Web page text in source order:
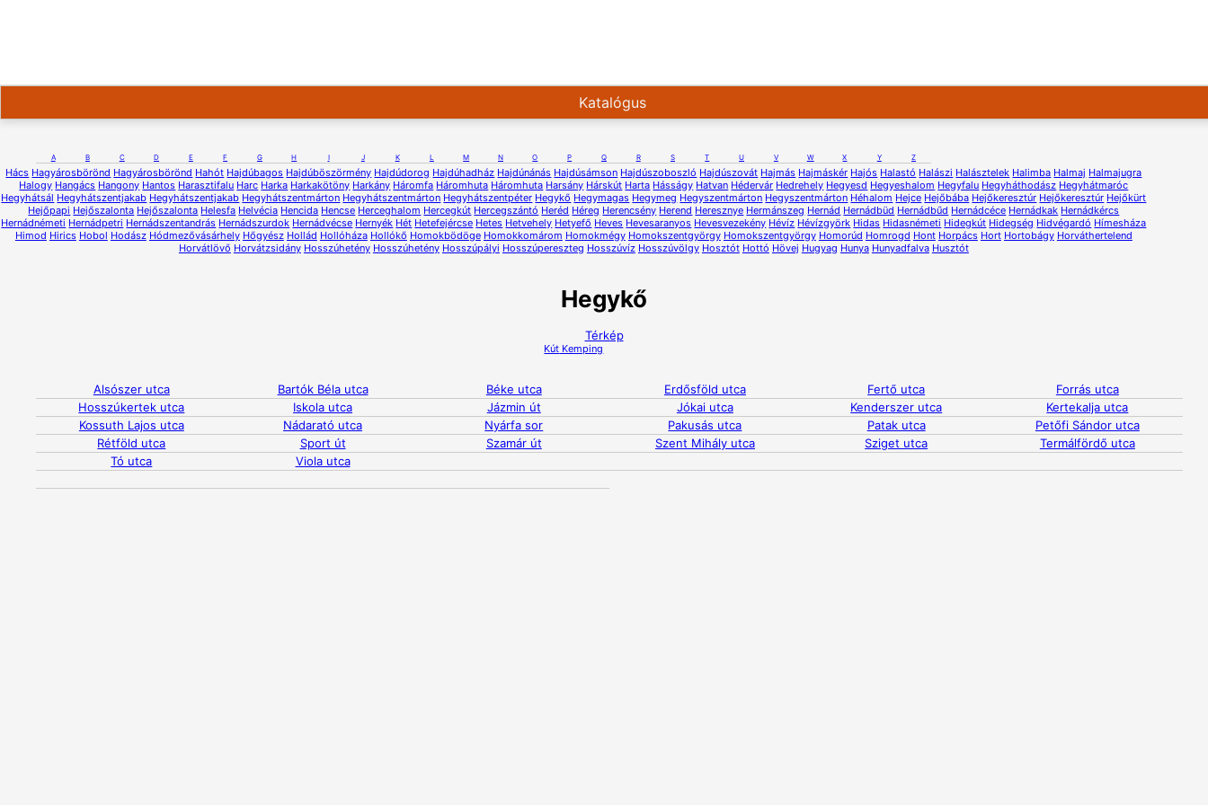
Katalógus
A B C D E F G H I J K L M N O P Q R S T U V W X Y Z
Hács Hagyárosbörönd Hagyárosbörönd Hahót Hajdúbagos Hajdúböszörmény Hajdúdorog Hajdúhadház Hajdúnánás Hajdúsámson Hajdúszoboszló Hajdúszovát Hajmás Hajmáskér Hajós Halastó Halászi Halásztelek Halimba Halmaj Halmajugra
Halogy Hangács Hangony Hantos Harasztifalu Harc Harka Harkakötöny Harkány Háromfa Háromhuta Háromhuta Harsány Hárskút Harta Hásságy Hatvan Hédervár Hedrehely Hegyesd Hegyeshalom Hegyfalu Hegyháthodász Hegyhátmaróc
Hegyhátsál Hegyhátszentjakab Hegyhátszentjakab Hegyhátszentmárton Hegyhátszentmárton Hegyhátszentpéter Hegykő Hegymagas Hegymeg Hegyszentmárton Hegyszentmárton Héhalom Hejce Hejőbába Hejőkeresztúr Hejőkeresztúr Hejőkürt
Hejőpapi Hejőszalonta Hejőszalonta Helesfa Helvécia Hencida Hencse Herceghalom Hercegkút Hercegszántó Heréd Héreg Herencsény Herend Heresznye Hermánszeg Hernád Hernádbüd Hernádbűd Hernádcéce Hernádkak Hernádkércs
Hernádnémeti Hernádpetri Hernádszentandrás Hernádszurdok Hernádvécse Hernyék Hét Hetefejércse Hetes Hetvehely Hetyefő Heves Hevesaranyos Hevesvezekény Hévíz Hévízgyörk Hidas Hidasnémeti Hidegkút Hidegség Hidvégardó Hímesháza
Himod Hirics Hobol Hodász Hódmezővásárhely Hőgyész Hollád Hollóháza Hollókő Homokbödöge Homokkomárom Homokmégy Homokszentgyörgy Homokszentgyörgy Homorúd Homrogd Hont Horpács Hort Hortobágy Horváthertelend
Horvátlövő Horvátzsidány Hosszúhetény Hosszúhetény Hosszúpályi Hosszúpereszteg Hosszúvíz Hosszúvölgy Hosztót Hottó Hövej Hugyag Hunya Hunyadfalva Husztót
Hegykő
Térkép
Kút Kemping
Alsószer utca Bartók Béla utca Béke utca Erdősföld utca Fertő utca
Forrás utca
Hosszúkertek utca
Iskola utca Jázmin út Jókai utca Kenderszer utca
Kertekalja utca
Kossuth Lajos utca
Nádarató utca Nyárfa sor Pakusás utca Patak utca
Petőfi Sándor utca
Rétföld utca
Sport út Szamár út Szent Mihály utca Sziget utca
Termálfördő utca
Tó utca
Viola utca